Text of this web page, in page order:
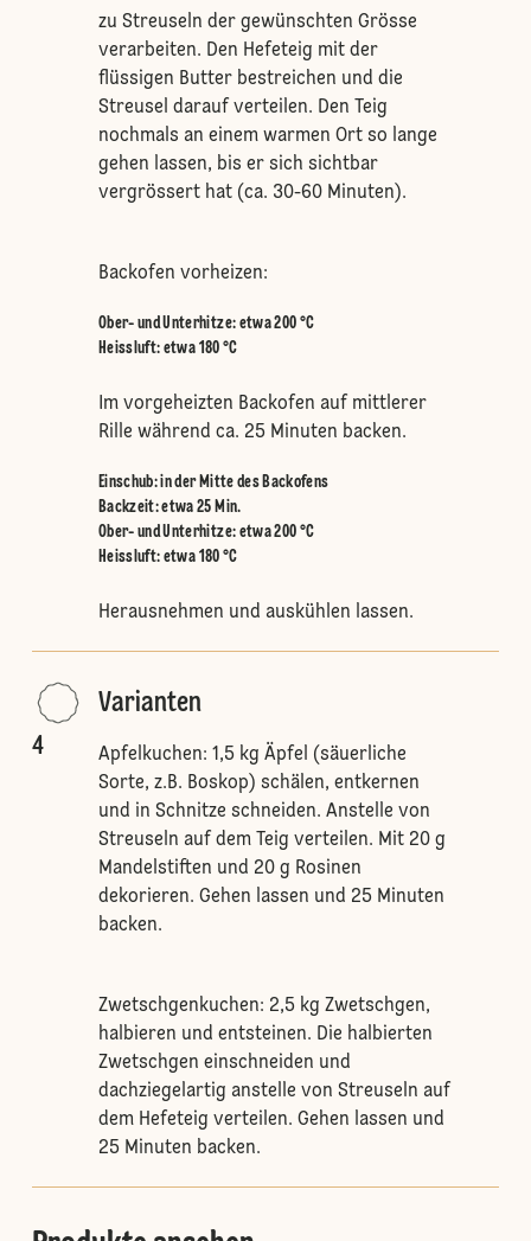
zu Streuseln der gewünschten Grösse
verarbeiten. Den Hefeteig mit der
flüssigen Butter bestreichen und die
Streusel darauf verteilen. Den Teig
nochmals an einem warmen Ort so lange
gehen lassen, bis er sich sichtbar
vergrössert hat (ca. 30-60 Minuten).
Backofen vorheizen:
Ober- und Unterhitze: etwa 200 °C
Heissluft: etwa 180 °C
Im vorgeheizten Backofen auf mittlerer
Rille während ca. 25 Minuten backen.
Einschub:in der Mitte des Backofens
Backzeit: etwa 25 Min.
Ober- und Unterhitze: etwa 200 °C
Heissluft: etwa 180 °C
Herausnehmen und auskühlen lassen.
4
Varianten
Apfelkuchen: 1,5 kg Äpfel (säuerliche
Sorte, z.B. Boskop) schälen, entkernen
und in Schnitze schneiden. Anstelle von
Streuseln auf dem Teig verteilen. Mit 20 g
Mandelstiften und 20 g Rosinen
dekorieren. Gehen lassen und 25 Minuten
backen.
Zwetschgenkuchen: 2,5 kg Zwetschgen,
halbieren und entsteinen. Die halbierten
Zwetschgen einschneiden und
dachziegelartig anstelle von Streuseln auf
dem Hefeteig verteilen. Gehen lassen und
25 Minuten backen.